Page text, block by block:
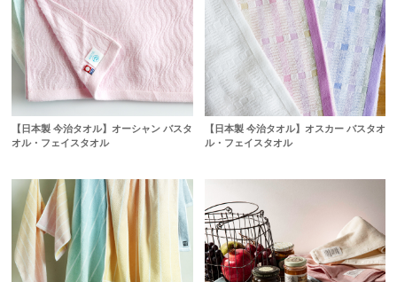
【日本製 今治タオル】オーシャン バスタ
オル・フェイスタオル
【日本製 今治タオル】オスカー バスタオ
ル・フェイスタオル